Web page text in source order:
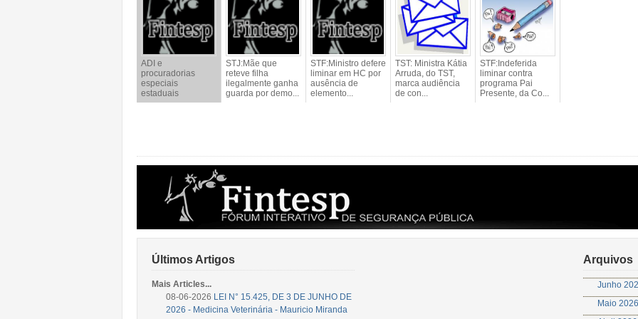
ADI e
procuradorias
especiais
estaduais
STJ:Mãe que
reteve filha
ilegalmente ganha
guarda por demo...
STF:Ministro defere
liminar em HC por
ausência de
elemento...
TST: Ministra Kátia
Arruda, do TST,
marca audiência
de con...
STF:Indeferida
liminar contra
programa Pai
Presente, da Co...
Últimos Artigos
Mais Articles...
08-06-2026 LEI N° 15.425, DE 3 DE JUNHO DE
2026 - Medicina Veterinária - Mauricio Miranda
Arquivos
Junho
Maio 2026